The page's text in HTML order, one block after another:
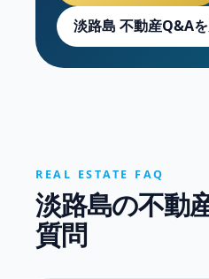
淡路島 不動産Q&A
REAL ESTATE FAQ
淡路島の不動
質問